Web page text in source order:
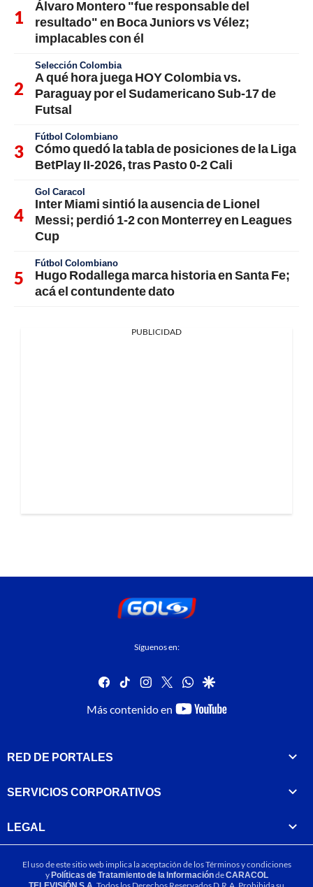
Álvaro Montero "fue responsable del
resultado" en Boca Juniors vs Vélez;
implacables con él
Selección Colombia
A qué hora juega HOY Colombia vs.
Paraguay por el Sudamericano Sub-17 de
Futsal
Fútbol Colombiano
Cómo quedó la tabla de posiciones de la Liga
BetPlay II-2026, tras Pasto 0-2 Cali
Gol Caracol
Inter Miami sintió la ausencia de Lionel
Messi; perdió 1-2 con Monterrey en Leagues
Cup
Fútbol Colombiano
Hugo Rodallega marca historia en Santa Fe;
acá el contundente dato
PUBLICIDAD
Síguenos en:
facebook
tiktok instagram
twitterwhatsapp
google
Más contenido en
youtube-
RED DE PORTALES
SERVICIOS CORPORATIVOS
LEGAL
El uso de este sitio web implica la aceptación de losTérminos y condiciones
yPolíticas de Tratamiento de la InformacióndeCARACOL